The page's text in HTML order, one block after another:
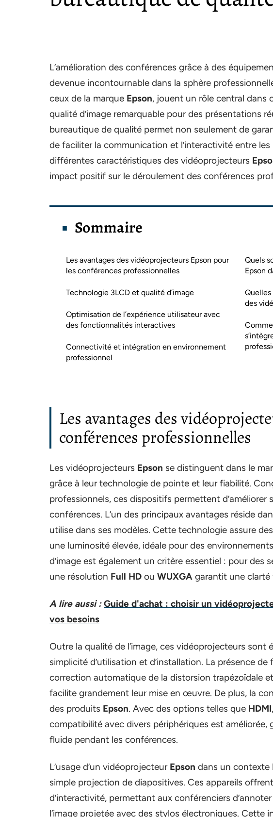
L’amélioration des conférences grâce à des
devenue incontournable dans la sphère
ceux de la marque Epson, jouent un rôle central dans
qualité d’image remarquable pour des présentations
bureautique de qualité permet non seulement de
de faciliter la communication et l’interactivité entre
différentes caractéristiques des vidéoprojecteurs
impact positif sur le déroulement des conférences
Sommaire
Les avantages des vidéoprojecteurs Epson pour
les conférences professionnelles
Technologie 3LCD et qualité d’image
Optimisation de l’expérience utilisateur avec
des fonctionnalités interactives
Connectivité et intégration en environnement
professionnel
Quels
Epson
des
Les avantages des
conférences professionnelles
Les vidéoprojecteurs Epson se distinguent dans le
grâce à leur technologie de pointe et leur fiabilité.
professionnels, ces dispositifs permettent
conférences. L’un des principaux avantages réside
utilise dans ses modèles. Cette technologie assure
une luminosité élevée, idéale pour des
d’image est également un critère essentiel : pour des
une résolution Full HD ou WUXGA garantit une clarté
A lire aussi : Guide d'achat : choisir un
vos besoins
Outre la qualité de l’image, ces vidéoprojecteurs sont
simplicité d’utilisation et d’installation. La présence
correction automatique de la distorsion trapézoïdale
facilite grandement leur mise en œuvre. De plus, la
des produits Epson. Avec des options telles que HDMI,
compatibilité avec divers périphériques est améliorée,
fluide pendant les conférences.
L’usage d’un vidéoprojecteur Epson dans un contexte
simple projection de diapositives. Ces appareils
d’interactivité, permettant aux conférenciers
l’image projetée avec des stylos électroniques. Cette